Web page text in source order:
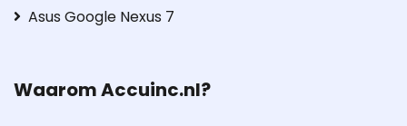
Asus Google Nexus 7
Waarom Accuinc.nl?